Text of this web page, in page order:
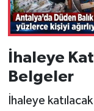
İhaleye
Belgeler
İhaleye